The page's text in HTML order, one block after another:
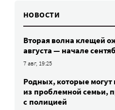
НОВОСТИ
Вторая волна клещей
августа — начале
7 авг, 19:25
Родных, которые могут
из проблемной семьи,
с полицией